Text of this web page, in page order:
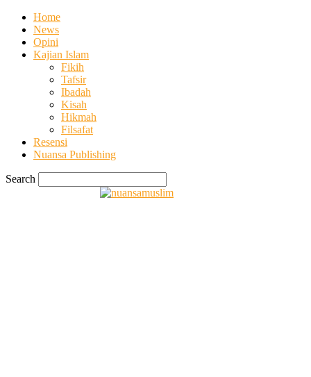
Home
News
Opini
Kajian Islam
Fikih
Tafsir
Ibadah
Kisah
Hikmah
Filsafat
Resensi
Nuansa Publishing
Search